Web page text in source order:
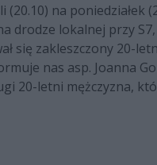
(20.10) na poniedziałek
drodze lokalnej przy
się zakleszczony 20-
nas asp. Joanna
20-letni mężczyzna,